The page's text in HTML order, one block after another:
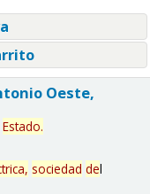
Oeste,
Estado.
sociedad del